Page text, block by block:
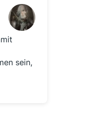
sein,